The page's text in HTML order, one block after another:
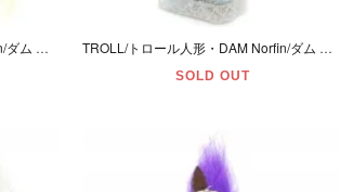
TROLL/トロール人形・DAM Norfin/ダム ノーフィン 「オレンジ/S/オーバーオール」 TROLL/トロール人形・DAM Norfin/ダム ノーフィン 「ピンク/S/ドレス」
SOLD OUT